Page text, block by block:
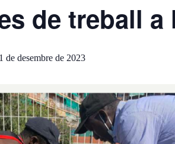
de treball a
de desembre de 2023